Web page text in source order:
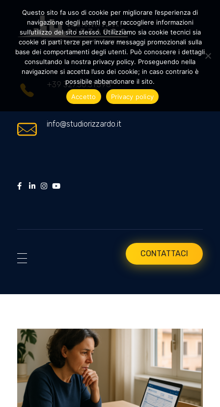
Amministrazioni Rizzardo
+39 327.36.31.598
info@studiorizzardo.it
CONTATTACI
Questo sito fa uso di cookie per migliorare l’esperienza di
navigazione degli utenti e per raccogliere informazioni
sull’utilizzo del sito stesso. Utilizziamo sia cookie tecnici sia
cookie di parti terze per inviare messaggi promozionali sulla
base dei comportamenti degli utenti. Può conoscere i dettagli
consultando la nostra privacy policy. Proseguendo nella
navigazione si accetta l’uso dei cookie; in caso contrario è
possibile abbandonare il sito.
Accetto
Privacy policy